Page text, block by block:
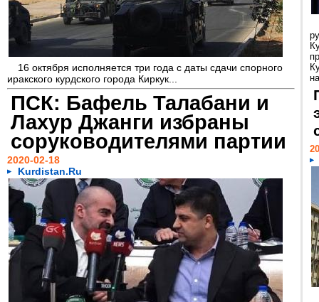
16 октября исполняется три года с даты сдачи спорного
иракского курдского города Киркук...
ПСК: Бафель Талабани и
Лахур Джанги избраны
соруководителями партии
2020-02-18
Kurdistan.Ru